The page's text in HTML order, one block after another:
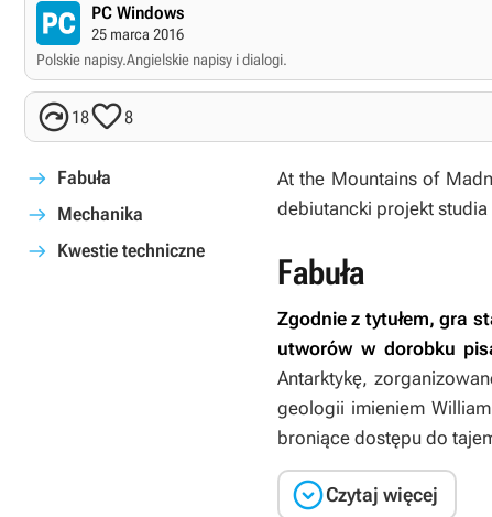
PC Windows
25 marca 2016
Polskie napisy.Angielskie napisy i dialogi.
188
Fabuła
Mechanika
Kwestie techniczne
At the Mountains of
debiutancki projekt
Fabuła
Zgodnie z tytułem, gra
utworów w dorobku
Antarktykę,
geologii imieniem
broniące dostępu do
Czytaj więcej